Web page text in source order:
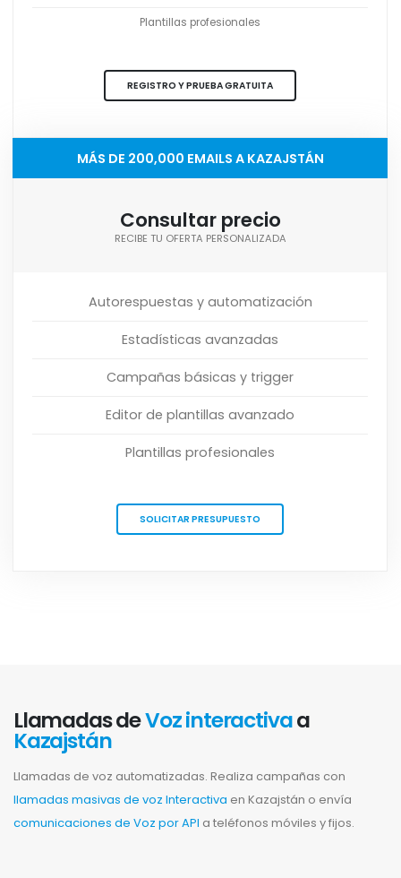
Plantillas profesionales
REGISTRO Y PRUEBA GRATUITA
MÁS DE 200,000 EMAILS A KAZAJSTÁN
Consultar precio
RECIBE TU OFERTA PERSONALIZADA
Autorespuestas y automatización
Estadísticas avanzadas
Campañas básicas y trigger
Editor de plantillas avanzado
Plantillas profesionales
SOLICITAR PRESUPUESTO
Llamadas deVoz interactivaa
Kazajstán
Llamadas de voz automatizadas. Realiza campañas con
llamadas masivas de voz Interactiva en Kazajstán o envía
comunicaciones de Voz por API a teléfonos móviles y fijos.